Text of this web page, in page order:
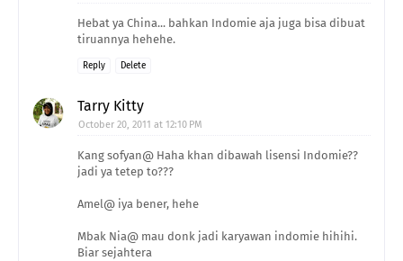
Hebat ya China... bahkan Indomie aja juga bisa dibuat
tiruannya hehehe.
Reply Delete
Tarry Kitty
October 20, 2011 at 12:10 PM
Kang sofyan@ Haha khan dibawah lisensi Indomie??
jadi ya tetep to???
Amel@ iya bener, hehe
Mbak Nia@ mau donk jadi karyawan indomie hihihi.
Biar sejahtera